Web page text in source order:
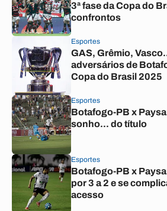
3ª fase da Copa do
confrontos
Esportes
GAS, Grêmio,
adversários de
Copa do Brasil 2025
Esportes
Botafogo-PB x
sonho... do título
Esportes
Botafogo-PB x
por 3 a 2 e se
acesso